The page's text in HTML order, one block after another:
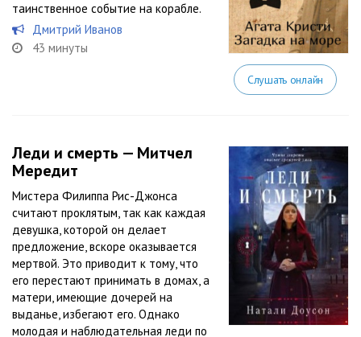
таинственное событие на корабле.
Дмитрий Иванов
43 минуты
Слушать онлайн
Леди и смерть — Митчел
Мередит
Мистера Филиппа Рис-Джонса
считают проклятым, так как каждая
девушка, которой он делает
предложение, вскоре оказывается
мертвой. Это приводит к тому, что
его перестают принимать в домах, а
матери, имеющие дочерей на
выданье, избегают его. Однако
молодая и наблюдательная леди по